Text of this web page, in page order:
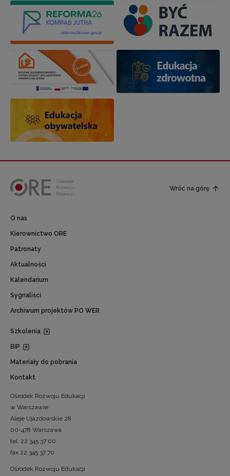
Wróć na górę
O nas
Kierownictwo ORE
Patronaty
Aktualności
Kalendarium
Sygnaliści
Archiwum projektów PO WER
Szkolenia
BIP
Materiały do pobrania
Kontakt
Ośrodek Rozwoju Edukacji
w Warszawie
Aleje Ujazdowskie 28
00-478 Warszawa
tel. 22 345 37 00
fax 22 345 37 70
Ośrodek Rozwoju Edukacji